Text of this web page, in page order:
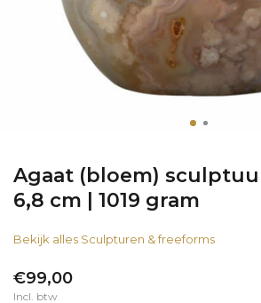
Agaat (bloem)
6,8 cm | 1019 gram
Bekijk alles Sculpturen & freeforms
€99,00
Incl. btw